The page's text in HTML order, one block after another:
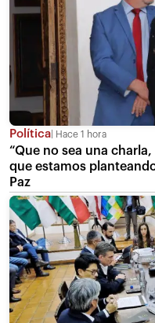
Política Hace 1 hora
“Que no sea una
que estamos
Paz